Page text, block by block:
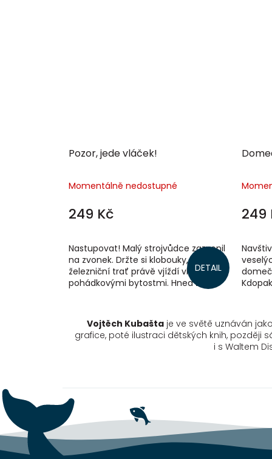
Pozor, jede vláček!
Momentálně nedostupné
249 Kč
DETAIL
Nastupovat! Malý strojvůdce zazvonil
na zvonek. Držte si klobouky, na
železniční trať právě vjíždí vláček s
pohádkovými bytostmi. Hned za
249
Vojtěch Kubašta je ve světě uznáván
grafice, poté ilustraci dětských knih, později
i s Waltem